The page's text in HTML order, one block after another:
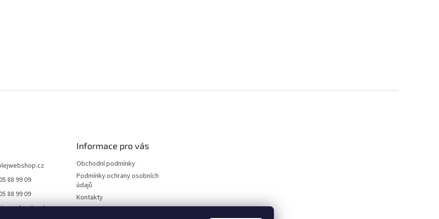
88 99 09
88 99 09
Informace pro vás
Obchodní podmínky
Podmínky ochrany osobních
údajů
Kontakty